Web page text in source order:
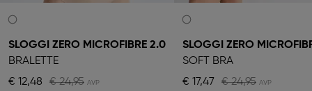
SLOGGI ZERO MICROFIBRE 2.0
BRALETTE
€ 12,48
€ 24,95
SLOGGI ZERO
SOFT BRA
€ 17,47
€ 24,95